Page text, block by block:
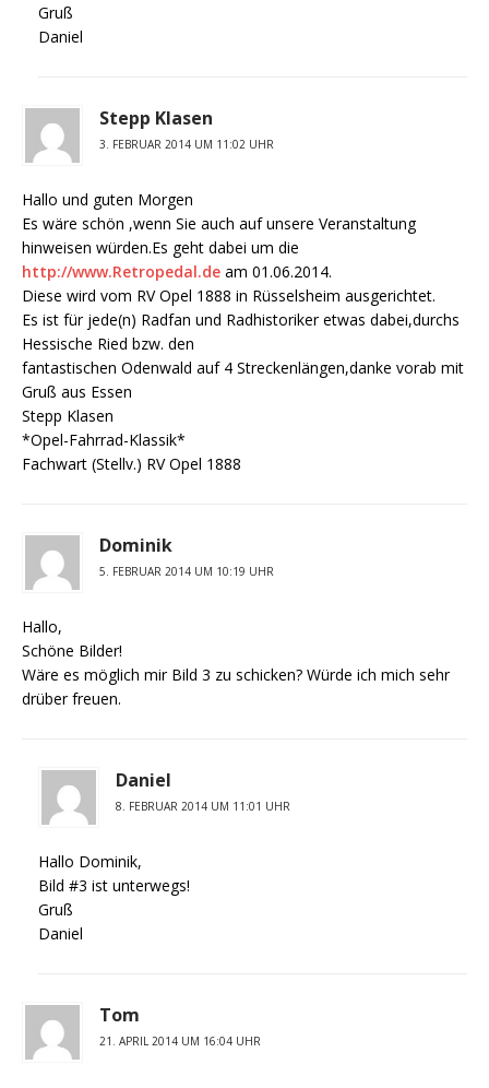
Gruß
Daniel
Stepp Klasen
3. FEBRUAR 2014 UM 11:02 UHR
Hallo und guten Morgen
Es wäre schön ,wenn Sie auch auf unsere Veranstaltung
hinweisen würden.Es geht dabei um die
http://www.Retropedal.de am 01.06.2014.
Diese wird vom RV Opel 1888 in Rüsselsheim ausgerichtet.
Es ist für jede(n) Radfan und Radhistoriker etwas dabei,durchs
Hessische Ried bzw. den
fantastischen Odenwald auf 4 Streckenlängen,danke vorab mit
Gruß aus Essen
Stepp Klasen
*Opel-Fahrrad-Klassik*
Fachwart (Stellv.) RV Opel 1888
Dominik
5. FEBRUAR 2014 UM 10:19 UHR
Hallo,
Schöne Bilder!
Wäre es möglich mir Bild 3 zu schicken? Würde ich mich sehr
drüber freuen.
Daniel
8. FEBRUAR 2014 UM 11:01 UHR
Hallo Dominik,
Bild #3 ist unterwegs!
Gruß
Daniel
Tom
21. APRIL 2014 UM 16:04 UHR